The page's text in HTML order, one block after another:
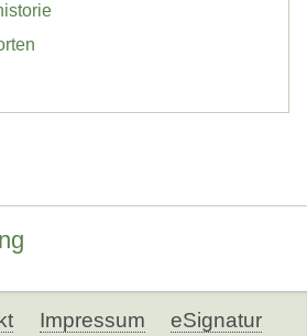
Impressum eSignatur